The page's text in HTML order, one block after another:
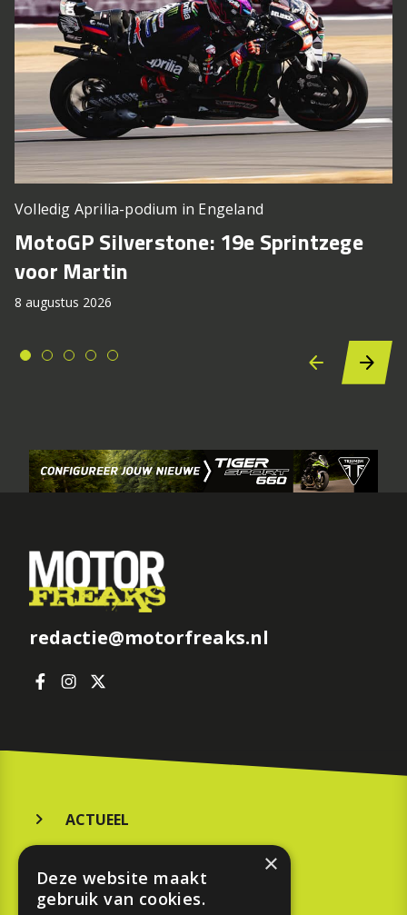
Volledig Aprilia-podium in Engeland
MotoGP Silverstone: 19e Sprintzege
voor Martin
8 augustus 2026
redactie@motorfreaks.nl
ACTUEEL
KOOPGIDS
×
Deze website maakt
gebruik van cookies.